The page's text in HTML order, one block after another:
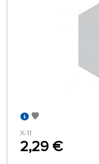
X-11
2,29 €